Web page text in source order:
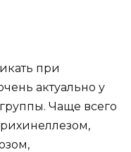
при
актуально у
Чаще всего